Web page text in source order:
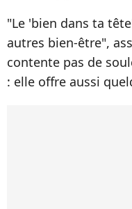
"Le 'bien dans ta
autres bien-être",
contente pas de
: elle offre aussi